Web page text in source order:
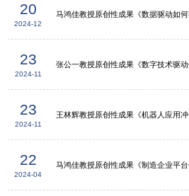
20
2024-12
23
2024-11
张公一教授原创性成果《数字技术驱
23
2024-11
22
2024-04